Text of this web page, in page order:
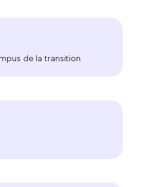
de la transition